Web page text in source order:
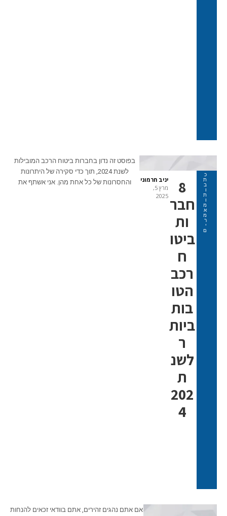
כ
ת
ב
ו
ת
ו
מ
א
מ
ר
י
ם
8
חבר
ות
ביטו
ח
רכב
הטו
בות
ביות
ר
לשנ
ת
202
4
יניב חרמוני
מרץ 5,
2025
בפוסט זה נדון בחברות ביטוח הרכב המובילות
לשנת 2024, תוך כדי סקירה של היתרונות
והחסרונות של כל אחת מהן. אני אשתף את
אם אתם נהגים זהירים, אתם בוודאי זכאים להנחות